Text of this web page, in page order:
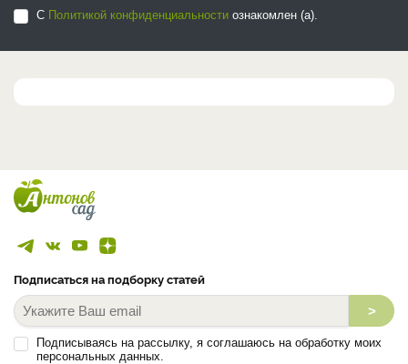
С Политикой конфиденциальности ознакомлен (а).
Подписаться на подборку статей
>
Подписываясь на рассылку, я соглашаюсь на обработку моих
персональных данных.